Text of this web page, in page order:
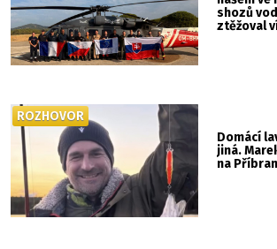
shozů
ztěžoval
Domácí
jiná.
na
ROZHOVOR